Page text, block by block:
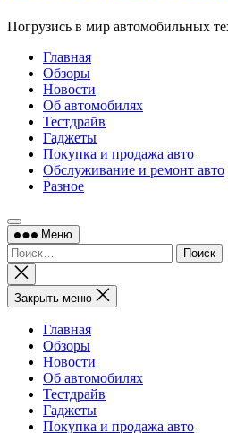
Погрузись в мир автомобильных
Главная
Обзоры
Новости
Об автомобилях
Тестдрайв
Гаджеты
Покупка и продажа авто
Обслуживание и ремонт авто
Разное
Меню
Найти:
Закрыть
поиск
Закрыть меню
Главная
Обзоры
Новости
Об автомобилях
Тестдрайв
Гаджеты
Покупка и продажа авто